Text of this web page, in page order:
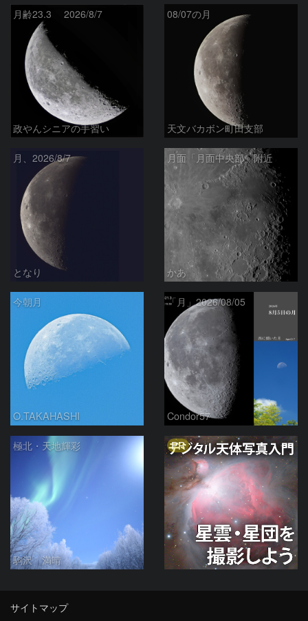
月齢23.3 2026/8/7
政やんシニアの手習い
08/07の月
天文バカボン町田支部
月、2026/8/7
となり
月面「月面中央部」附近
かあ
今朝月
O.TAKAHASHI
「月」2026/08/05
Condor57
極北・天地輝彩
駒沢 満晴
PR
サイトマップ